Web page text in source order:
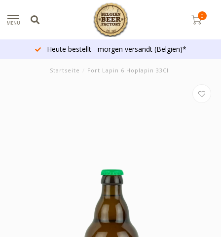
MENU
0
Heute bestellt - morgen versandt (Belgien)*
Startseite / Fort Lapin 6 Hoplapin 33Cl